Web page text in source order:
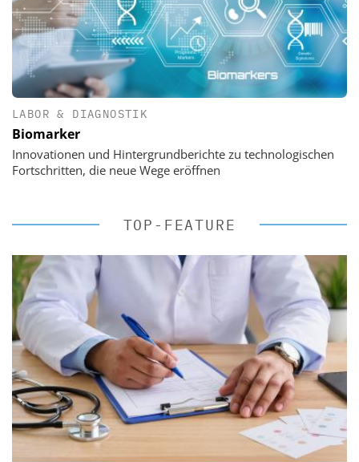
LABOR & DIAGNOSTIK
Biomarker
Innovationen und Hintergrundberichte zu technologischen
Fortschritten, die neue Wege eröffnen
TOP-FEATURE